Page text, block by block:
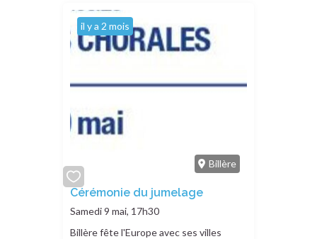
il y a 2 mois
Billère
add
or
Cérémonie du jumelage
Samedi 9 mai, 17h30
Billère fête l'Europe avec ses villes